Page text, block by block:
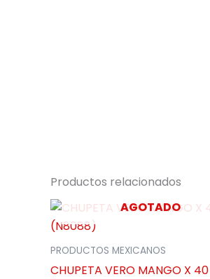
Productos relacionados
AGOTADO
PRODUCTOS MEXICANOS
CHUPETA VERO MANGO X